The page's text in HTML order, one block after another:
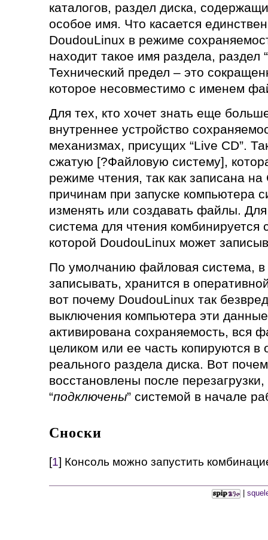
каталогов, раздел диска,
особое имя. Что касается
DoudouLinux в режиме
находит такое имя раздела, раздел “
Технический предел – это
которое несовместимо с именем
Для тех, кто хочет знать еще
внутреннее устройство
механизмах, присущих “Live CD”.
сжатую [?Файловую систему],
режиме чтения, так как записана
причинам при запуске компьютера
изменять или создавать файлы.
система для чтения
которой DoudouLinux может
По умолчанию файловая система,
записывать, хранится в
вот почему DoudouLinux так
выключения компьютера эти
активирована сохраняемость, вся
целиком или ее часть копируются
реального раздела диска. Вот
восстановлены после
“подключены” системой в начале
Сноски
[1] Консоль можно запустить